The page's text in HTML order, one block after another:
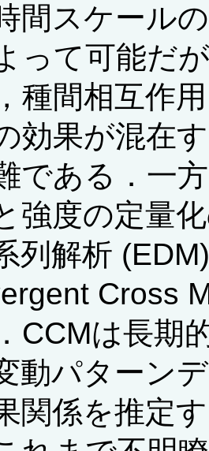
間スケール
って可能だ
種間相互作
効果が混在
である．一
強度の定量
列解析
Cross
CCMは長期
動パターン
関係を推定